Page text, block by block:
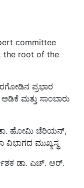
committee
the root of the
ಪ್ರಭಾರ
ಮತ್ತು ಸಾಂಬಾರು
ಡಾ. ಹೋಮಿ ಚೆರಿಯನ್,
ಮುಖ್ಯಸ್ಥ
ಡಾ. ಎಚ್. ಆರ್.